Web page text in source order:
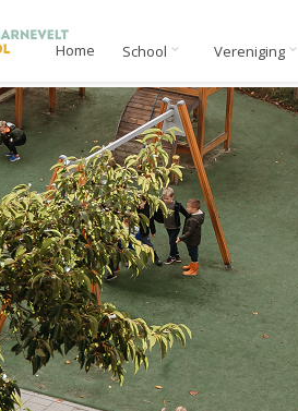
Home School Vereniging